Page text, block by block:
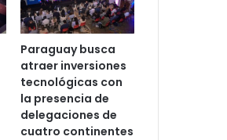
Paraguay busca
atraer inversiones
tecnológicas con
la presencia de
delegaciones de
cuatro continentes